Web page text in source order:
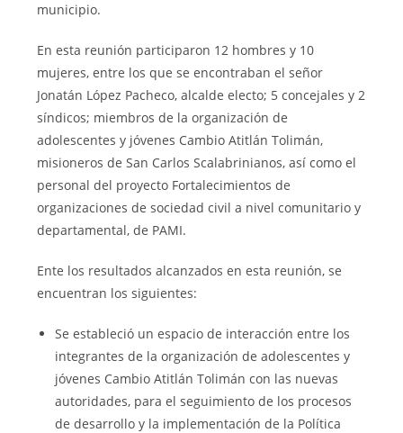
municipio.
En esta reunión participaron 12 hombres y 10
mujeres, entre los que se encontraban el señor
Jonatán López Pacheco, alcalde electo; 5 concejales y 2
síndicos; miembros de la organización de
adolescentes y jóvenes Cambio Atitlán Tolimán,
misioneros de San Carlos Scalabrinianos, así como el
personal del proyecto Fortalecimientos de
organizaciones de sociedad civil a nivel comunitario y
departamental, de PAMI.
Ente los resultados alcanzados en esta reunión, se
encuentran los siguientes:
Se estableció un espacio de interacción entre los
integrantes de la organización de adolescentes y
jóvenes Cambio Atitlán Tolimán con las nuevas
autoridades, para el seguimiento de los procesos
de desarrollo y la implementación de la Política